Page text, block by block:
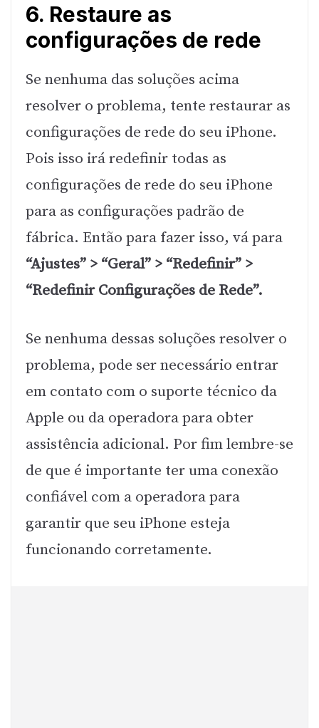
6. Restaure as
configurações de rede
Se nenhuma das soluções acima
resolver o problema, tente restaurar as
configurações de rede do seu iPhone.
Pois isso irá redefinir todas as
configurações de rede do seu iPhone
para as configurações padrão de
fábrica. Então para fazer isso, vá para
“Ajustes” > “Geral” > “Redefinir” >
“Redefinir Configurações de Rede”.
Se nenhuma dessas soluções resolver o
problema, pode ser necessário entrar
em contato com o suporte técnico da
Apple ou da operadora para obter
assistência adicional. Por fim lembre-se
de que é importante ter uma conexão
confiável com a operadora para
garantir que seu iPhone esteja
funcionando corretamente.